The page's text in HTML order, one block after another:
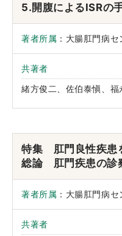
5.開腹によるISRの
著者所属 ：大腸肛門病
共著者
緒方俊二、佐伯泰愼、
特集 肛門良性疾患
総論 肛門疾患の診
著者所属 ：大腸肛門病
共著者